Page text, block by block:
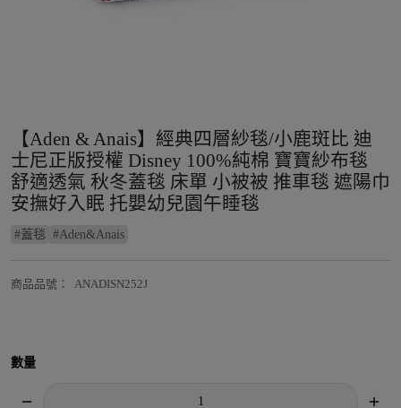
【Aden & Anais】經典四層紗毯/小鹿斑比 迪
士尼正版授權 Disney 100%純棉 寶寶紗布毯
舒適透氣 秋冬蓋毯 床單 小被被 推車毯 遮陽巾
安撫好入眠 托嬰幼兒園午睡毯
#蓋毯 #Aden&Anais
商品品號 ： ANADISN252J
數量